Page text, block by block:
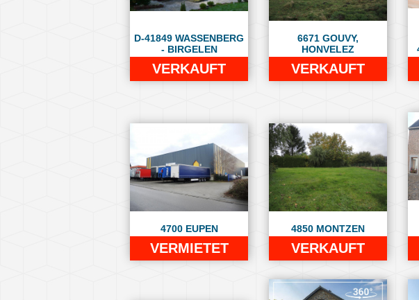
D-41849 WASSENBERG
- BIRGELEN
VERKAUFT
6671 GOUVY,
HONVELEZ
VERKAUFT
4700 EUPEN
VERMIETET
4850 MONTZEN
VERKAUFT